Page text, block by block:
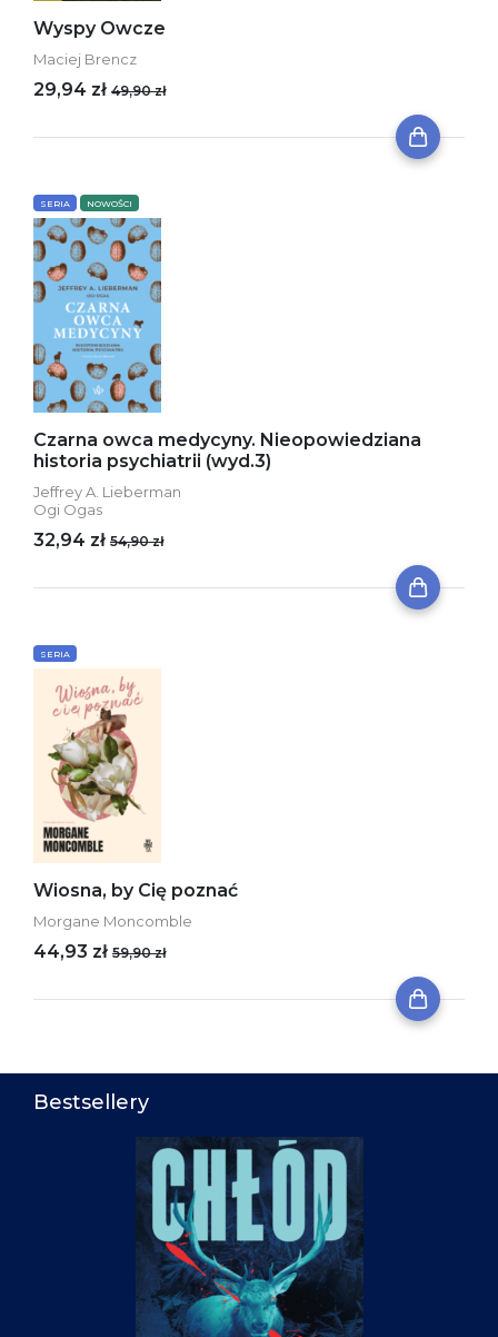
Wyspy Owcze
Maciej Brencz
29,94 zł 49,90 zł
SERIA NOWOŚCI
Czarna owca medycyny. Nieopowiedziana
historia psychiatrii (wyd.3)
Jeffrey A. Lieberman
Ogi Ogas
32,94 zł 54,90 zł
SERIA
Wiosna, by Cię poznać
Morgane Moncomble
44,93 zł 59,90 zł
Bestsellery